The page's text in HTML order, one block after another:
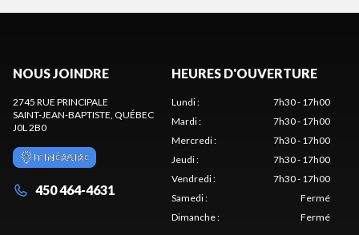
NOUS JOINDRE
2745 RUE PRINCIPALE
SAINT-JEAN-BAPTISTE , QUÉBEC
J0L 2B0
ITINÉRAIRE
450 464-4631
HEURES D'OUVERTURE
Lundi:
7h30 - 17h00
Mardi:
7h30 - 17h00
Mercredi:
7h30 - 17h00
Jeudi:
7h30 - 17h00
Vendredi:
7h30 - 17h00
Samedi:
Fermé
Dimanche: Fermé